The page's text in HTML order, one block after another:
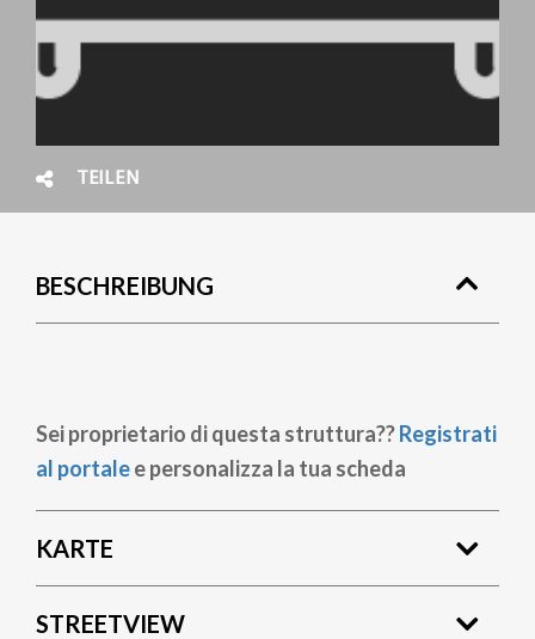
TEILEN
BESCHREIBUNG
Sei proprietario di questa struttura??Registrati
al portalee personalizza la tua scheda
KARTE
STREETVIEW